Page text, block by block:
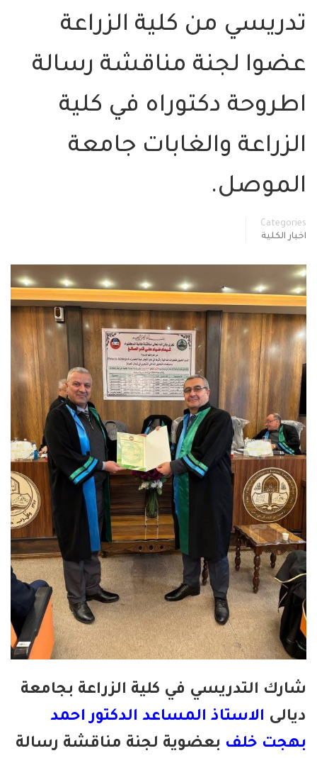
من كلية الزراعة
لجنة مناقشة رسالة
دكتوراه في كلية
والغابات جامعة
الكلية
التدريسي في كلية الزراعة بجامعة
الاستاذ المساعد الدكتور احمد
خلفبعضوية لجنة مناقشة رسالة